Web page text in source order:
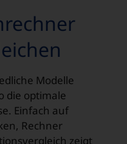
Modelle
die optimale
Einfach auf
Rechner
zeigt